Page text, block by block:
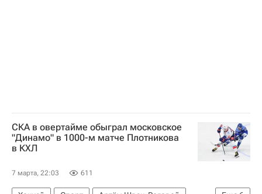
СКА в овертайме обыграл московское
"Динамо" в 1000-м матче Плотникова
в КХЛ
7 марта, 22:03 611